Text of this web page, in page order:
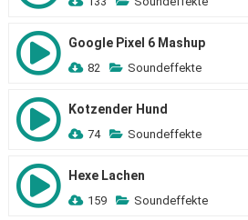
Google Pixel 6 Mashup
82 Soundeffekte
Kotzender Hund
74 Soundeffekte
Hexe Lachen
159 Soundeffekte